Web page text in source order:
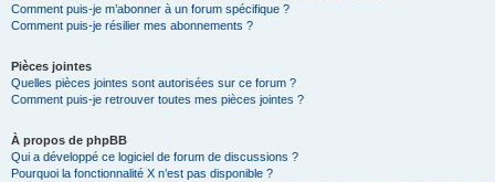
Comment puis-je m’abonner à un forum spécifique ?
Comment puis-je résilier mes abonnements ?
Pièces jointes
Quelles pièces jointes sont autorisées sur ce forum ?
Comment puis-je retrouver toutes mes pièces jointes ?
À propos de phpBB
Qui a développé ce logiciel de forum de discussions ?
Pourquoi la fonctionnalité X n’est pas disponible ?